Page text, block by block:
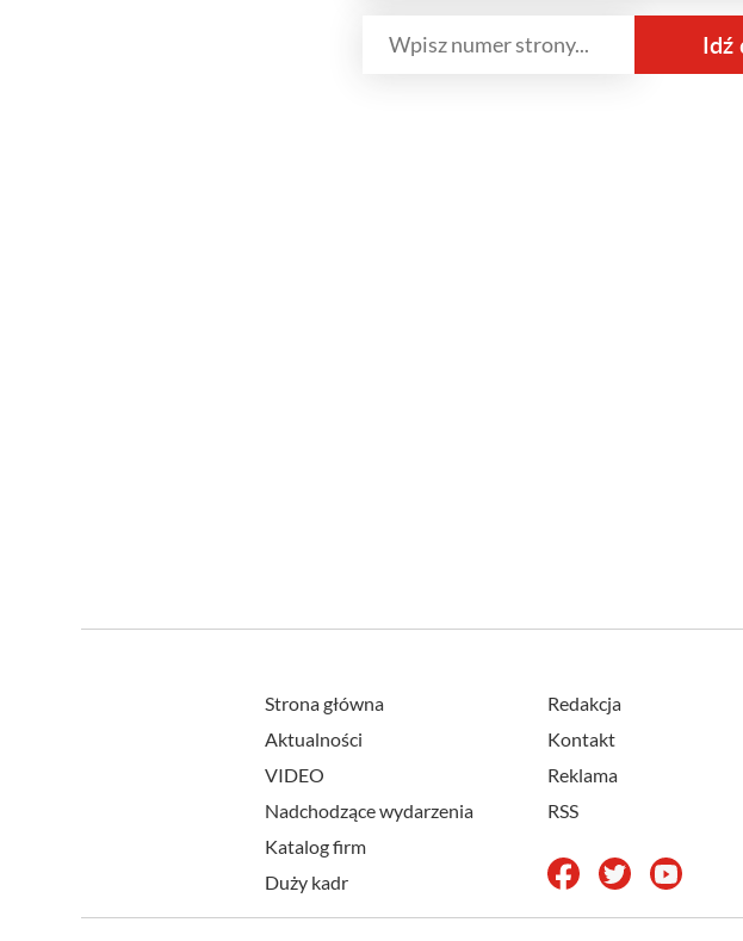
Strona główna
Aktualności
VIDEO
Nadchodzące wydarzenia
Katalog firm
Duży kadr
Redakcja
Kontakt
Reklama
RSS